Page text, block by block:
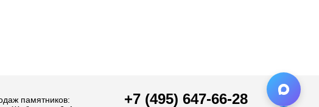
памятников:
+7 (495) 647-66-28